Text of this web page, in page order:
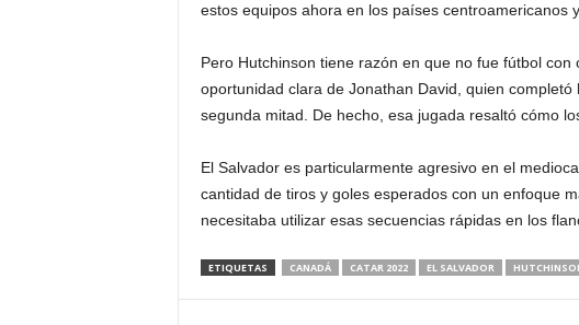
estos equipos ahora en los países centroamericanos
Pero Hutchinson tiene razón en que no fue fútbol
oportunidad clara de Jonathan David, quien
segunda mitad. De hecho, esa jugada resaltó cómo
El Salvador es particularmente agresivo en el
cantidad de tiros y goles esperados con un enfoque
necesitaba utilizar esas secuencias rápidas en los
ETIQUETAS CANADÁ CATAR 2022 EL SALVADOR